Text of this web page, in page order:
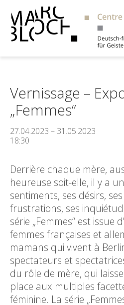
Vernissage –
„Femmes“
27.04.2023 – 31.05.2023
18:30
Derrière chaque mère,
heureuse soit-elle, il y a
sentiments, ses désirs,
frustrations, ses
série „Femmes“ est issue
femmes françaises et
mamans qui vivent à
spectateurs et
du rôle de mère, qui
place aux multiples
féminine. La série